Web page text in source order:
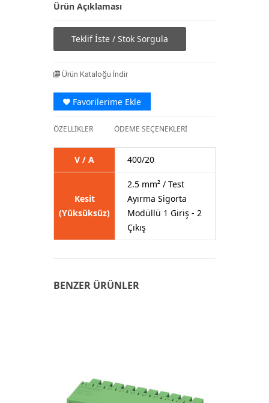
Ürün Açıklaması
Teklif İste / Stok Sorgula
Ürün Kataloğu İndir
Favorilerime Ekle
ÖZELLİKLER ÖDEME SEÇENEKLERİ
V / A 400/20
Kesit
(Yüksüksüz)
2.5 mm² / Test
Ayırma Sigorta
Modüllü 1 Giriş - 2
Çıkış
BENZER ÜRÜNLER